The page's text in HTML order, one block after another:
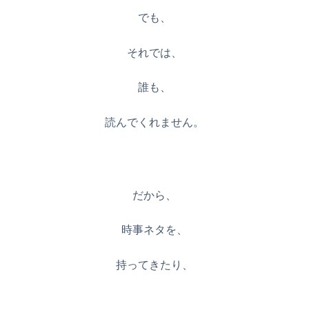
でも、
それでは、
誰も、
読んでくれません。
だから、
時事ネタを、
持ってきたり、